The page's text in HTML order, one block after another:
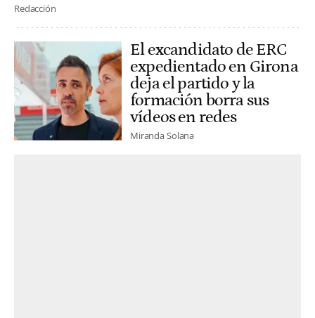
Redacción
El excandidato de ERC
expedientado en Girona
deja el partido y la
formación borra sus
vídeos en redes
Miranda Solana